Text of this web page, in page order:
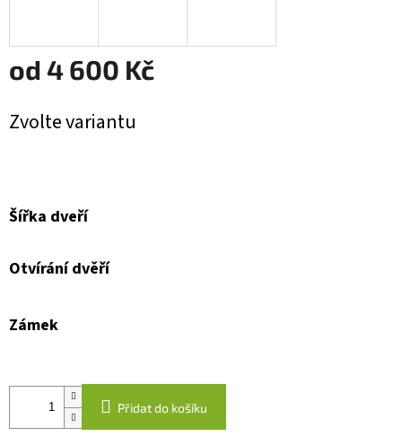
od 4 600 Kč
cena:
Zvolte variantu
Šířka dveří
Otvírání dvěří
Zámek
Přidat do košíku